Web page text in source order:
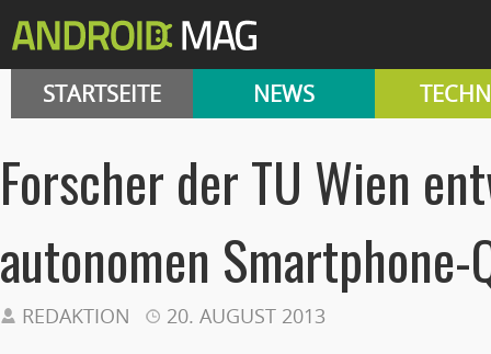
STARTSEITE NEWS
Forscher der TU Wien
autonomen Smartphone-
REDAKTION 20. AUGUST 2013